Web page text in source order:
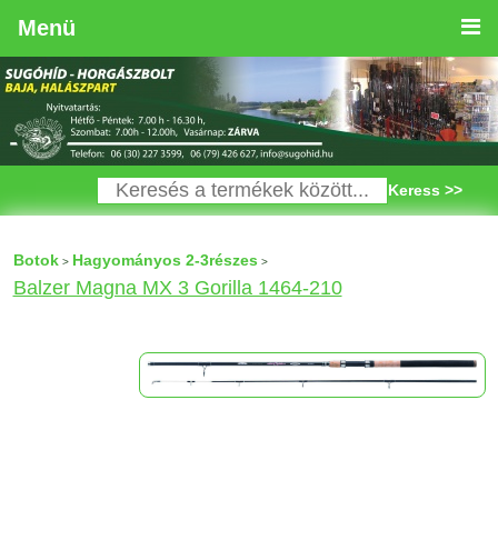
Menü
Keress >>
Botok> Hagyományos 2-3részes >
Balzer Magna MX 3 Gorilla 1464-210